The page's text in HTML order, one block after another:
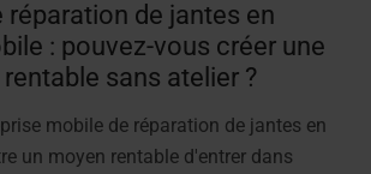
réparation de jantes en
: pouvez-vous créer une
sans atelier ?
mobile de réparation de jantes en
un moyen rentable d'entrer dans